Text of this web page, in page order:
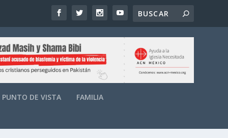
PUNTO DE VISTA FAMILIA